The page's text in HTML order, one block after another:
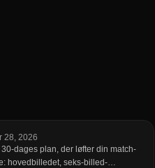
28, 2026
30-dages plan, der løfter din match-
hovedbilledet, seks-billed-